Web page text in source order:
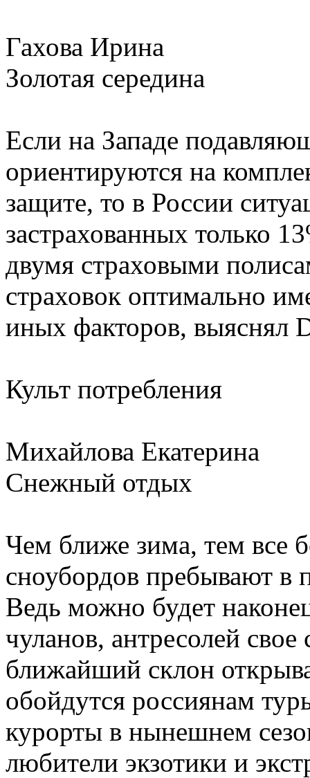
Гахова Ирина
Золотая середина
Если на Западе
ориентируются на
защите, то в России
застрахованных только
двумя страховыми
страховок оптимально
иных факторов, выяснял
Культ потребления
Михайлова Екатерина
Снежный отдых
Чем ближе зима, тем все
сноубордов пребывают в
Ведь можно будет
чуланов, антресолей
ближайший склон
обойдутся россиянам
курорты в нынешнем
любители экзотики и